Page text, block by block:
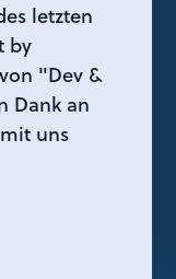
letzten
by
"Dev &
Dank an
uns